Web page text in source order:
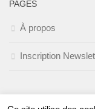
PAGES
À propos
Inscription